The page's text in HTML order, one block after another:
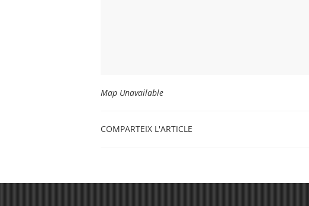
Map Unavailable
COMPARTEIX L'ARTICLE